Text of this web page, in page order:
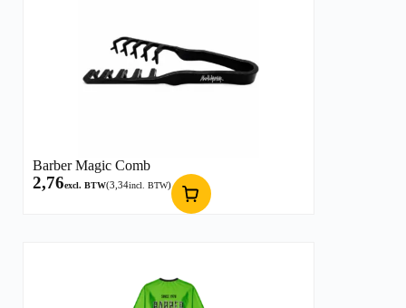
Barber Magic Comb
2,76excl. BTW(3,34incl. BTW)